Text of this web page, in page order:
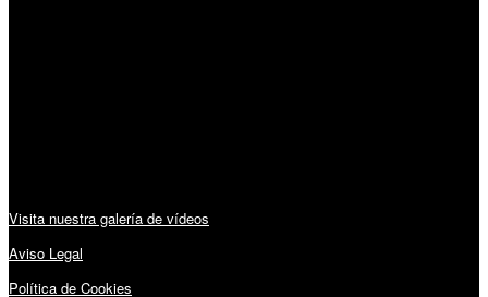
Visita nuestra galería de vídeos
Aviso Legal
Política de Cookies